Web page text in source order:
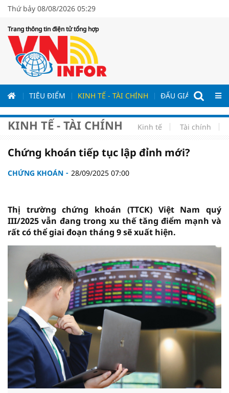
Thứ bảy 08/08/2026 05:29
Trang thông tin điện tử tổng hợp
TIÊU ĐIỂM KINH TẾ - TÀI CHÍNH ĐẤU GIÁ - ĐẤU
KINH TẾ - TÀI CHÍNH Kinh tế Tài chính
Chứng khoán tiếp tục lập đỉnh mới?
CHỨNG KHOÁN 28/09/2025 07:00
Thị trường chứng khoán (TTCK) Việt Nam quý
III/2025 vẫn đang trong xu thế tăng điểm mạnh và
rất có thể giai đoạn tháng 9 sẽ xuất hiện.